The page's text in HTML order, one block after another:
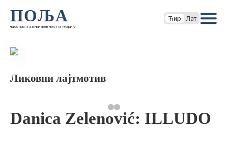
ПОЉА
часопис за књижевност и теорију
Ћир Лат
Ликовни лајтмотив
Danica Zelenović: ILLUDO